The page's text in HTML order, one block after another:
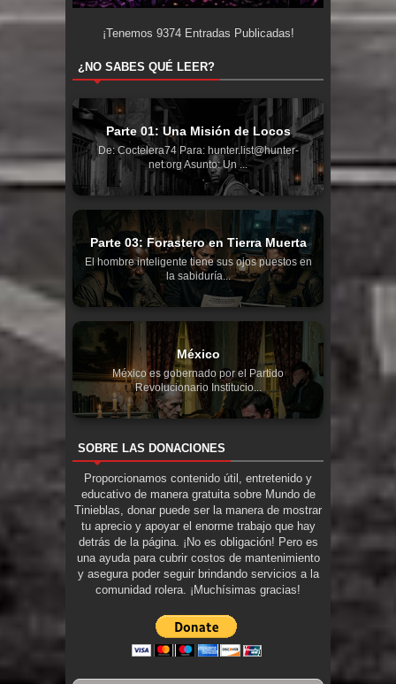
¡Tenemos 9374Entradas Publicadas!
¿NO SABES QUÉ LEER?
Parte 01: Una Misión de Locos
De: Coctelera74 Para: hunter.list@hunter-
net.org Asunto: Un ...
Parte 03: Forastero en Tierra Muerta
El hombre inteligente tiene sus ojos puestos en
la sabiduría...
México
México es gobernado por el Partido
Revolucionario Institucio...
SOBRE LAS DONACIONES
Proporcionamos contenido útil, entretenido y
educativo de manera gratuita sobre Mundo de
Tinieblas, donar puede ser la manera de mostrar
tu aprecio y apoyar el enorme trabajo que hay
detrás de la página. ¡No es obligación! Pero es
una ayuda para cubrir costos de mantenimiento
y asegura poder seguir brindando servicios a la
comunidad rolera. ¡Muchísimas gracias!